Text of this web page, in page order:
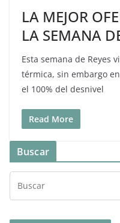
LA MEJOR
LA SEMANA
Esta semana de Reyes
térmica, sin embargo
el 100% del desnivel
Read More
Buscar